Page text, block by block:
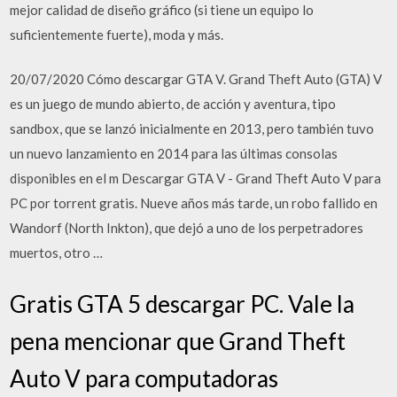
mejor calidad de diseño gráfico (si tiene un equipo lo
suficientemente fuerte), moda y más.
20/07/2020 Cómo descargar GTA V. Grand Theft Auto (GTA) V
es un juego de mundo abierto, de acción y aventura, tipo
sandbox, que se lanzó inicialmente en 2013, pero también tuvo
un nuevo lanzamiento en 2014 para las últimas consolas
disponibles en el m Descargar GTA V - Grand Theft Auto V para
PC por torrent gratis. Nueve años más tarde, un robo fallido en
Wandorf (North Inkton), que dejó a uno de los perpetradores
muertos, otro …
Gratis GTA 5 descargar PC. Vale la
pena mencionar que Grand Theft
Auto V para computadoras